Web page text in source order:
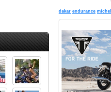
dakar endurance